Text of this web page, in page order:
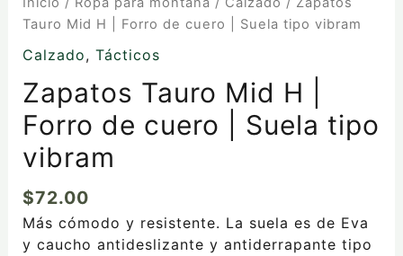
Tauro Mid H | Forro de cuero | Suela tipo vibram
Calzado, Tácticos
Zapatos Tauro Mid H |
Forro de cuero | Suela tipo
vibram
$72.00
Más cómodo y resistente. La suela es de Eva
y caucho antideslizante y antiderrapante tipo